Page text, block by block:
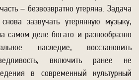
– безвозвратно утеряна. Задача
зазвучать утерянную музыку,
самом деле богато и разнообразно
наследие, восстановить
включить ранее не
в современный культурный